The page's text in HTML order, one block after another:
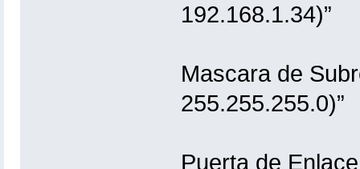
192.168.1.34)”
Mascara de
255.255.255.0)”
Puerta de